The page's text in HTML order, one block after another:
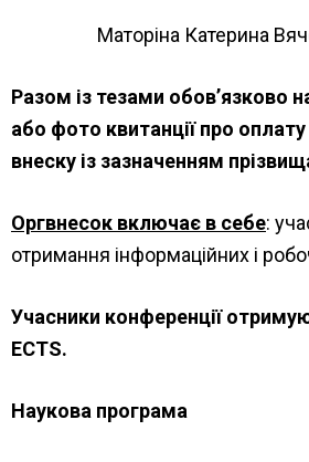
Маторіна Катерина
Разом із тезами обов’язково
або фото квитанції про оплату
внеску із зазначенням
Оргвнесок включає в себе:
отримання інформаційних і
Учасники конференції
ECTS.
Наукова програма